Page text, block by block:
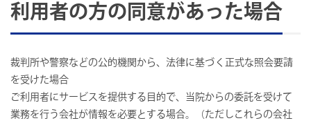
利用者の方の同意があった場合
裁判所や警察などの公的機関から、法律に基づく正式な照会要請
を受けた場合
ご利用者にサービスを提供する目的で、当院からの委託を受けて
業務を行う会社が情報を必要とする場合。（ただしこれらの会社